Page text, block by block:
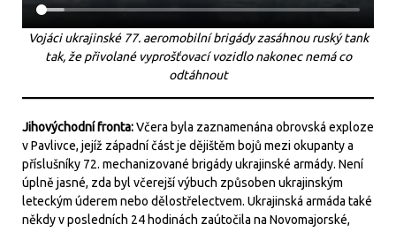
Vojáci ukrajinské 77. aeromobilní brigády zasáhnou ruský tank
tak, že přivolané vyprošťovací vozidlo nakonec nemá co
odtáhnout
Jihovýchodní fronta:Včera byla zaznamenána obrovská exploze
v Pavlivce, jejíž západní část je dějištěm bojů mezi okupanty a
příslušníky 72. mechanizované brigády ukrajinské armády. Není
úplně jasné, zda byl včerejší výbuch způsoben ukrajinským
leteckým úderem nebo dělostřelectvem. Ukrajinská armáda také
někdy v posledních 24 hodinách zaútočila na Novomajorské,